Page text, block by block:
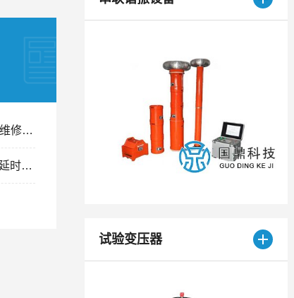
4×185 电力电缆高阻故障检测维修案例：四指套刀片划痕引发间歇性跳闸精准排查
随州城区某路段路灯铝芯电缆延时跳闸故障检测工程案例
试验变压器